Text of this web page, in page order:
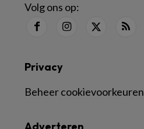
Volg ons op:
Privacy
Beheer cookievoorkeuren